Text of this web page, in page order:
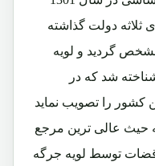
ثلاثه دولت گذاشته
گردید و لویه
شد که در
را تصویب نماید
حیث عالی ترین مرجع
قضات توسط لویه جرگه